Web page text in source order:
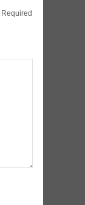
Required